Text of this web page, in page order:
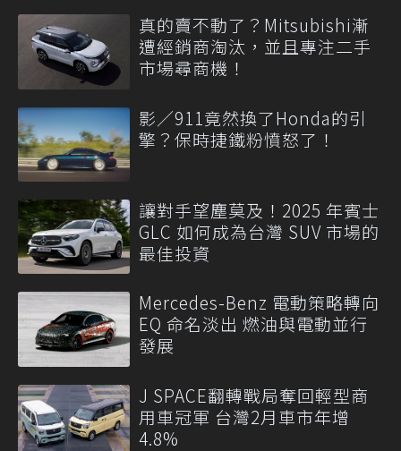
真的賣不動了？Mitsubishi漸
遭經銷商淘汰，並且專注二手
市場尋商機！
影／911竟然換了Honda的引
擎？保時捷鐵粉憤怒了！
讓對手望塵莫及！2025 年賓士
GLC 如何成為台灣 SUV 市場的
最佳投資
Mercedes-Benz 電動策略轉向
EQ 命名淡出 燃油與電動並行
發展
J SPACE翻轉戰局奪回輕型商
用車冠軍 台灣2月車市年增
4.8%